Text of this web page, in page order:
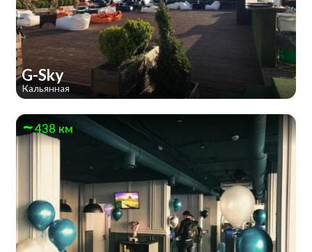
G-Sky
Кальянная
438 км